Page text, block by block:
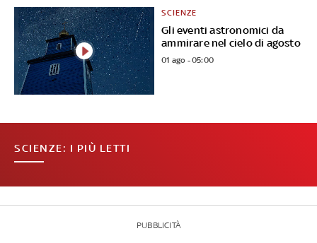
Gli eventi astronomici da
ammirare nel cielo di agosto
SCIENZE
01 ago - 05:00
SCIENZE: I PIÙ LETTI
PUBBLICITÀ